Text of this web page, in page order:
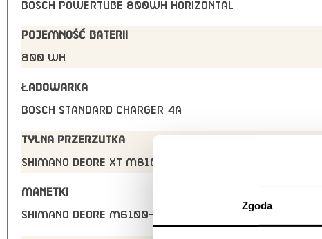
Zgoda
Bosch PowerTUBE 800Wh horizontal
POJEMNOŚĆ BATERII
800 Wh
ŁADOWARKA
Bosch STANDARD Charger 4A
TYLNA PRZERZUTKA
Shimano Deore XT M8100-12 SGS shadow+
MANETKI
Shimano Deore M6100-12